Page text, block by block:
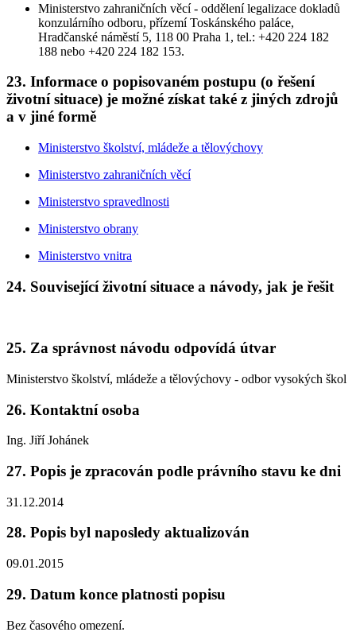
Ministerstvo zahraničních věcí - oddělení legalizace dokladů
konzulárního odboru, přízemí Toskánského paláce,
Hradčanské náměstí 5, 118 00 Praha 1, tel.: +420 224 182
188 nebo +420 224 182 153.
23. Informace o popisovaném postupu (o řešení
životní situace) je možné získat také z jiných zdrojů
a v jiné formě
Ministerstvo školství, mládeže a tělovýchovy
Ministerstvo zahraničních věcí
Ministerstvo spravedlnosti
Ministerstvo obrany
Ministerstvo vnitra
24. Související životní situace a návody, jak je řešit
25. Za správnost návodu odpovídá útvar
Ministerstvo školství, mládeže a tělovýchovy - odbor vysokých škol
26. Kontaktní osoba
Ing. Jiří Johánek
27. Popis je zpracován podle právního stavu ke dni
31.12.2014
28. Popis byl naposledy aktualizován
09.01.2015
29. Datum konce platnosti popisu
Bez časového omezení.